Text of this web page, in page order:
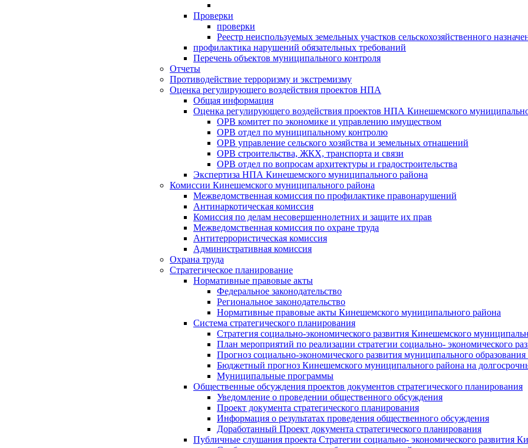
Проверки
проверки
Реестр неиспользуемых земельных участков сельскохозяйственного
профилактика нарушений обязательных требований
Перечень объектов муниципального контроля
Отчеты
Противодействие терроризму и экстремизму
Оценка регулирующего воздействия проектов НПА
Общая информация
Оценка регулирующего воздействия проектов НПА Кинешемского
ОРВ комитет по экономике и управлению имуществом
ОРВ отдел по муниципальному контролю
ОРВ управление сельского хозяйства и земельных отнашений
ОРВ строительства, ЖКХ, транспорта и связи
ОРВ отдел по вопросам архитектуры и градостроительства
Экспертиза НПА Кинешемского муниципального района
Комиссии Кинешемского муниципального района
Межведомственная комиссия по профилактике правонарушений
Антинаркотическая комиссия
Комиссия по делам несовершеннолетних и защите их прав
Межведомственная комиссия по охране труда
Антитеррористическая комиссия
Административная комиссия
Охрана труда
Стратегическое планирование
Нормативные правовые акты
Федеральное законодательство
Региональное законодательство
Нормативные правовые акты Кинешемского муниципального района
Система стратегического планирования
Стратегия социально-экономического развития Кинешемского
План мероприятий по реализации стратегии социально- экономического
Прогноз социально-экономического развития муниципального
Бюджетный прогноз Кинешемского муниципального района на
Муниципальные программы
Общественные обсуждения проектов документов стратегического планирования
Уведомление о проведении общественного обсуждения
Проект документа стратегического планирования
Информация о результатах проведения общественного обсуждения
Доработанный Проект документа стратегического планирования
Публичные слушания проекта Стратегии социально- экономического развития